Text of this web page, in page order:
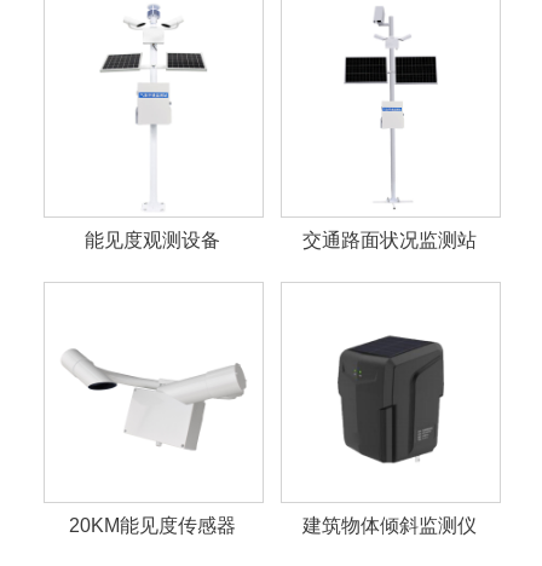
能见度观测设备 交通路面状况监测站
20KM能见度传感器 建筑物体倾斜监测仪